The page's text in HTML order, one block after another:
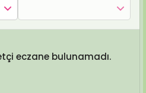
eczane bulunamadı.